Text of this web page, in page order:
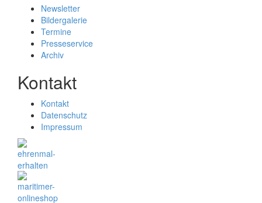
Newsletter
Bildergalerie
Termine
Presseservice
Archiv
Kontakt
Kontakt
Datenschutz
Impressum